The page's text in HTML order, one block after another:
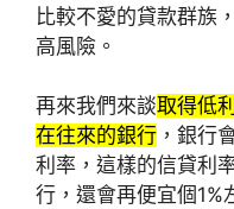
比較不愛的貸款群族
高風險。
再來我們來談取得低
在往來的銀行 ，銀行
利率，這樣的信貸利
行，還會再便宜個1%